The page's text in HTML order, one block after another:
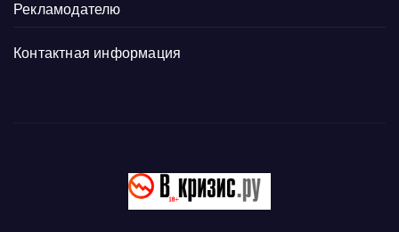
Рекламодателю
Контактная информация